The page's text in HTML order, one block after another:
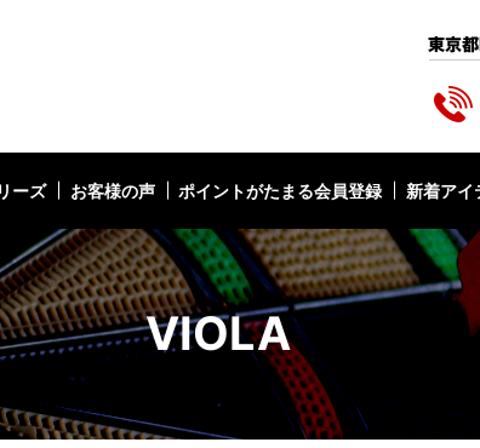
ーズ お客様の声 ポイントがたまる会員登録 新着アイ
VIOLA